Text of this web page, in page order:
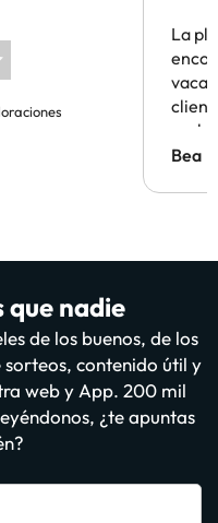
La
Bea
nadie
de los buenos, de los
contenido útil y
web y App. 200 mil
¿te apuntas